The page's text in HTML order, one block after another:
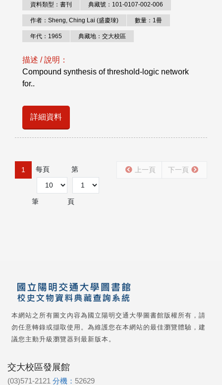
資料類型：書刊 典藏號：101-0107-002-006
作者：Sheng, Ching Lai (盛慶琜) 數量：1冊
年代：1965 典藏地：交大校區
描述 / 說明：
Compound synthesis of threshold-logic network
for..
詳細資料
1 每頁
筆
第
頁
上一頁 下一頁
本網站之所有圖文內容為國立陽明交通大學圖書館版權所有，請
勿任意轉錄或擷取使用。為維護您在本網站的最佳瀏覽體驗，建
議您主動升級瀏覽器到最新版本。
交大校區發展館
(03)571-2121 分機： 52629